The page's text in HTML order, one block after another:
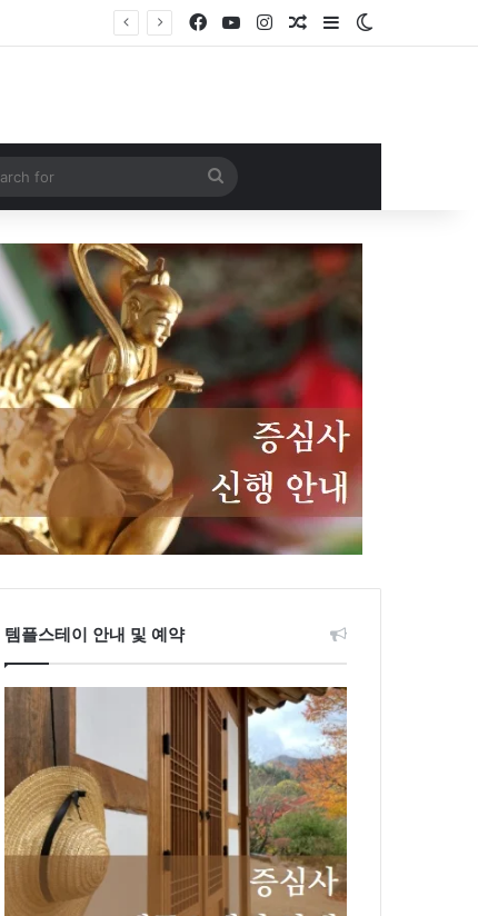
Facebook
YouTubeInstagramRandom Article
Sidebar
for
템플스테이 안내 및 예약